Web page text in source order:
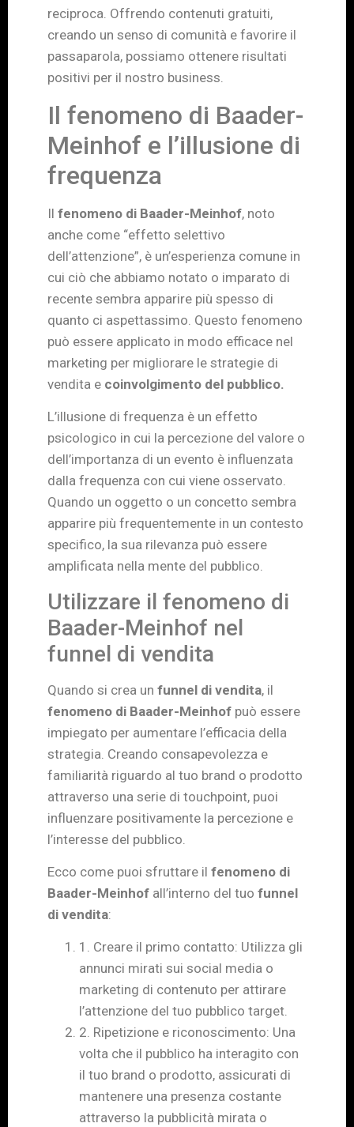
reciproca. Offrendo contenuti gratuiti,
creando un senso di comunità e favorire il
passaparola, possiamo ottenere risultati
positivi per il nostro business.
Il fenomeno di Baader-
Meinhof e l’illusione di
frequenza
Il fenomeno di Baader-Meinhof, noto
anche come “effetto selettivo
dell’attenzione”, è un’esperienza comune in
cui ciò che abbiamo notato o imparato di
recente sembra apparire più spesso di
quanto ci aspettassimo. Questo fenomeno
può essere applicato in modo efficace nel
marketing per migliorare le strategie di
vendita e coinvolgimento del pubblico.
L’illusione di frequenza è un effetto
psicologico in cui la percezione del valore o
dell’importanza di un evento è influenzata
dalla frequenza con cui viene osservato.
Quando un oggetto o un concetto sembra
apparire più frequentemente in un contesto
specifico, la sua rilevanza può essere
amplificata nella mente del pubblico.
Utilizzare il fenomeno di
Baader-Meinhof nel
funnel di vendita
Quando si crea un funnel di vendita, il
fenomeno di Baader-Meinhof può essere
impiegato per aumentare l’efficacia della
strategia. Creando consapevolezza e
familiarità riguardo al tuo brand o prodotto
attraverso una serie di touchpoint, puoi
influenzare positivamente la percezione e
l’interesse del pubblico.
Ecco come puoi sfruttare il fenomeno di
Baader-Meinhof all’interno del tuo funnel
di vendita:
1. Creare il primo contatto: Utilizza gli
annunci mirati sui social media o
marketing di contenuto per attirare
l’attenzione del tuo pubblico target.
2. Ripetizione e riconoscimento: Una
volta che il pubblico ha interagito con
il tuo brand o prodotto, assicurati di
mantenere una presenza costante
attraverso la pubblicità mirata o